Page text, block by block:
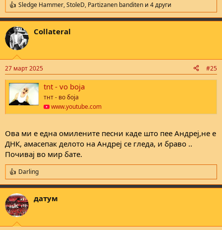
R
e
a
c
t
i
s
:
Sledge Hammer,StoleD, Partizanen banditen и 4 други
Collateral
27 март 2025 #25
tnt - vo boja
тнт - во боја
www.youtube.com
Oва ми е една омилените песни каде што пее Андреј,не е
ДНК, амасепак делото на Андреј се гледа, и браво ..
Почивај во мир бате.
R
e
a
c
t
i
Darling
датум